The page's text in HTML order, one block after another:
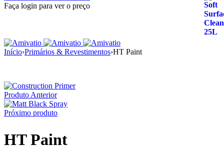
Faça login para ver o preço
Início›Primários & Revestimentos›HT Paint
Produto Anterior
Próximo produto
HT Paint